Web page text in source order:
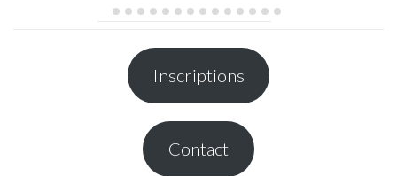
Inscriptions
Contact